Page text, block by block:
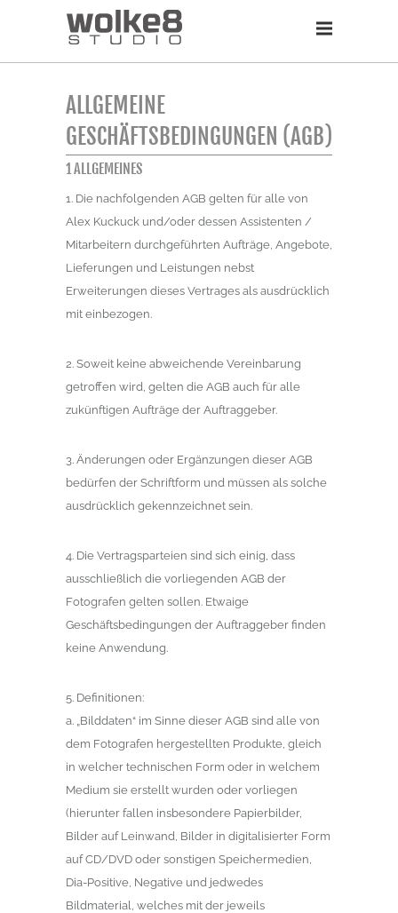
ALLGEMEINE
GESCHÄFTSBEDINGUNGEN (AGB)
1 ALLGEMEINES
1. Die nachfolgenden AGB gelten für alle von
Alex Kuckuck und/oder dessen Assistenten /
Mitarbeitern durchgeführten Aufträge, Angebote,
Lieferungen und Leistungen nebst
Erweiterungen dieses Vertrages als ausdrücklich
mit einbezogen.
2. Soweit keine abweichende Vereinbarung
getroffen wird, gelten die AGB auch für alle
zukünftigen Aufträge der Auftraggeber.
3. Änderungen oder Ergänzungen dieser AGB
bedürfen der Schriftform und müssen als solche
ausdrücklich gekennzeichnet sein.
4. Die Vertragsparteien sind sich einig, dass
ausschließlich die vorliegenden AGB der
Fotografen gelten sollen. Etwaige
Geschäftsbedingungen der Auftraggeber finden
keine Anwendung.
5. Definitionen:
a. „Bilddaten“ im Sinne dieser AGB sind alle von
dem Fotografen hergestellten Produkte, gleich
in welcher technischen Form oder in welchem
Medium sie erstellt wurden oder vorliegen
(hierunter fallen insbesondere Papierbilder,
Bilder auf Leinwand, Bilder in digitalisierter Form
auf CD/DVD oder sonstigen Speichermedien,
Dia-Positive, Negative und jedwedes
Bildmaterial, welches mit der jeweils